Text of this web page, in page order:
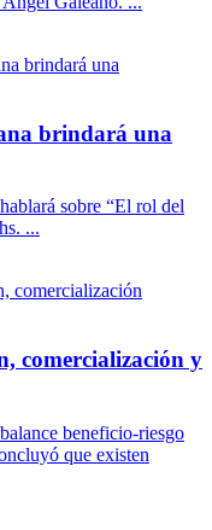
brindará una
sobre “El rol del
...
comercialización y
beneficio-riesgo
que existen